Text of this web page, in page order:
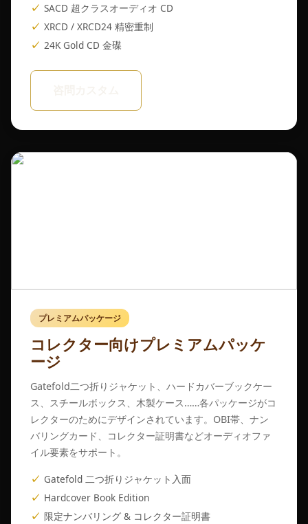
SACD 超クラスオーディオ CD
XRCD / XRCD24 精密重制
24K Gold CD 金碟
プレミアムパッケージ
コレクター向けプレミアムパッケ
ージ
Gatefold二つ折りジャケット、ハードカバーブックケー
ス、スチールボックス、木製ケース……各パッケージがコ
レクターのためにデザインされています。OBI帯、ナン
バリングカード、コレクター証明書などオーディオファ
イル要素をサポート。
Gatefold 二つ折りジャケット入面
Hardcover Book Edition
限定ナンバリング & コレクター証明書